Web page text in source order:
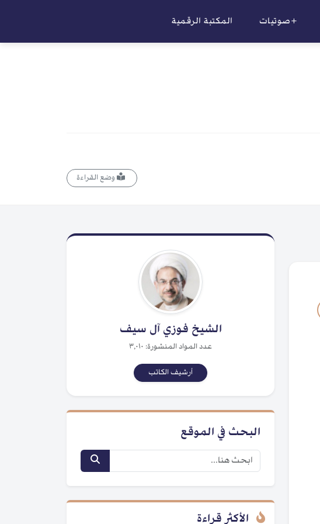
+صوتيات المكتبة الرقمية
وضع القراءة
الشيخ فوزي آل سيف
عدد المواد المنشورة: ٣,٠١٠
أرشيف الكاتب
البحث في الموقع
الأكثر قراءة